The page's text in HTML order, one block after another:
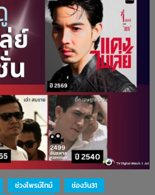
ช่วงไพรม์ไทม์
ช่องวัน31